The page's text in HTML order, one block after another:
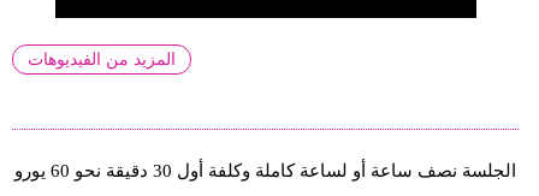
المزيد من الفيديوهات
الجلسة نصف ساعة أو لساعة كاملة وكلفة أول 30 دقيقة نحو 60 يورو